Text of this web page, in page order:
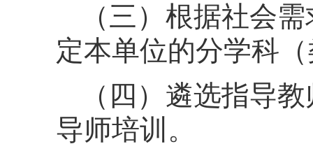
（三）根据社会
定本单位的分学科
（四）遴选指导
导师培训。